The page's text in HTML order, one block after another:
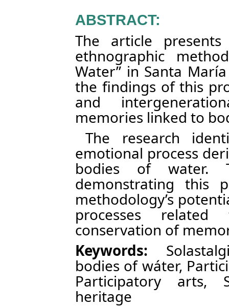
ABSTRACT:
The article
ethnographic
Water” in Santa
the findings of this
and
memories linked to
The research
emotional process
bodies of water.
demonstrating this
methodology’s
processes
conservation of
Keywords:
bodies of wáter,
Participatory arts,
heritage